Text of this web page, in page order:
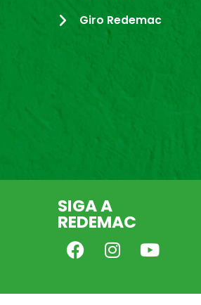
Giro Redemac
SIGA A
REDEMAC